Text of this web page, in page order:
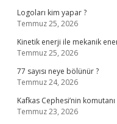
Logoları kim yapar ?
Temmuz 25, 2026
Kinetik enerji ile mekanik
Temmuz 25, 2026
77 sayısı neye bölünür ?
Temmuz 24, 2026
Kafkas Cephesi’nin
Temmuz 23, 2026